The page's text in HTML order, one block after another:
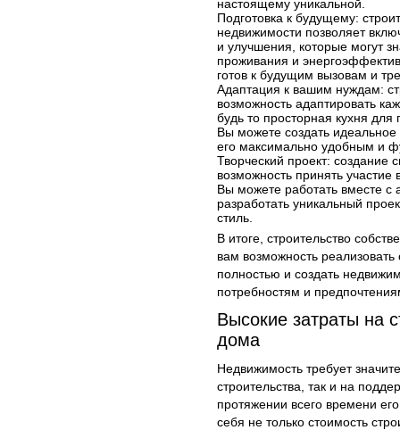
настоящему уникальной.
Подготовка к будущему:
недвижимости позволяет
и улучшения, которые могут
проживания и
готов к будущим вызовам и
Адаптация к вашим нуждам:
возможность адаптировать
будь то просторная кухня
Вы можете создать
его максимально удобным и
Творческий проект: создание
возможность принять
Вы можете работать вместе с
разработать уникальный
стиль.
В итоге, строительство
вам возможность
полностью и создать
потребностям и
Высокие затраты на
дома
Недвижимость требует
строительства, так и на
протяжении всего времени
себя не только стоимость